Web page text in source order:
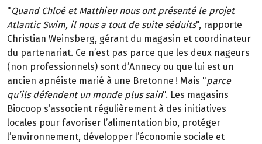
"Quand Chloé et Matthieu nous ont présenté le projet
Atlantic Swim, il nous a tout de suite séduits", rapporte
Christian Weinsberg, gérant du magasin et coordinateur
du partenariat. Ce n’est pas parce que les deux nageurs
(non professionnels) sont d’Annecy ou que lui est un
ancien apnéiste marié à une Bretonne ! Mais "parce
qu’ils défendent un monde plus sain". Les magasins
Biocoop s’associent régulièrement à des initiatives
locales pour favoriser l’alimentation bio, protéger
l’environnement, développer l’économie sociale et